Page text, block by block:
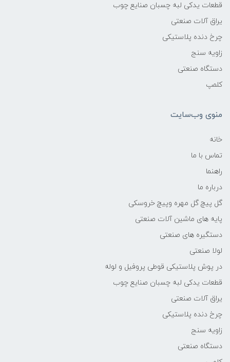
قطعات یدکی لبه چسبان صنایع چوب
یراق آلات صنعتی
چرخ دنده پلاستیکی
زاویه سنج
دستگاه صنعتی
کلمپ
منوی وب‌سایت
خانه
تماس با ما
راهنما
درباره ما
گل پیچ گل مهره وپیچ خروسکی
پایه های ماشین آلات صنعتی
دستگیره های صنعتی
لولا صنعتی
در پوش پلاستیکی قوطی پروفیل و لوله
قطعات یدکی لبه چسبان صنایع چوب
یراق آلات صنعتی
چرخ دنده پلاستیکی
زاویه سنج
دستگاه صنعتی